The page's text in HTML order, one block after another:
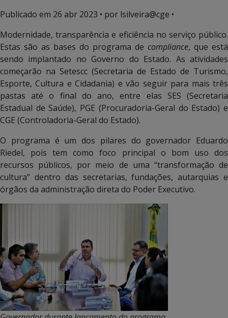
Publicado em 26 abr 2023 • por lsilveira@cge •
Modernidade, transparência e eficiência no serviço público.
Estas são as bases do programa de compliance, que está
sendo implantado no Governo do Estado. As atividades
começarão na Setescc (Secretaria de Estado de Turismo,
Esporte, Cultura e Cidadania) e vão seguir para mais três
pastas até o final do ano, entre elas SES (Secretaria
Estadual de Saúde), PGE (Procuradoria-Geral do Estado) e
CGE (Controladoria-Geral do Estado).
O programa é um dos pilares do governador Eduardo
Riedel, pois tem como foco principal o bom uso dos
recursos públicos, por meio de uma “transformação de
cultura” dentro das secretarias, fundações, autarquias e
órgãos da administração direta do Poder Executivo.